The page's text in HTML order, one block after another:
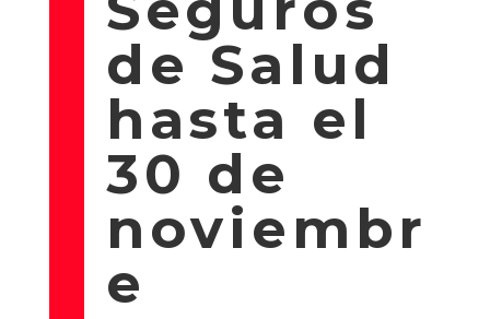
de Salud
hasta el
30 de
noviembr
e